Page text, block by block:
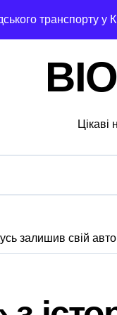
транспорту у
оголосили підозру
що займаються
і не помилитися з
у лікарській
Цікаві
залишив свій